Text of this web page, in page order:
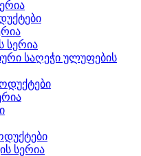
სერია
საღეჭი ულუფების
სერია